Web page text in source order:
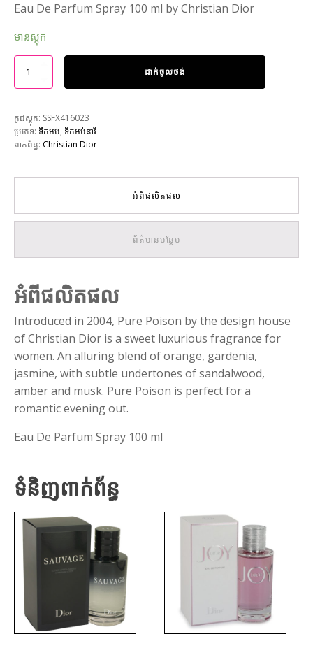
Eau De Parfum Spray 100 ml by Christian Dior
មានស្តុក
ដាក់ចូលថង់
កូដស្តុក: SSFX416023
ប្រភេទ: ទឹកអប់, ទឹកអប់នារី
ពាក់ព័ន្ធ: Christian Dior
អំពីផលិតផល
ព័ត៌មានបន្ថែម
អំពីផលិតផល
Introduced in 2004, Pure Poison by the design house
of Christian Dior is a sweet luxurious fragrance for
women. An alluring blend of orange, gardenia,
jasmine, with subtle undertones of sandalwood,
amber and musk. Pure Poison is perfect for a
romantic evening out.
Eau De Parfum Spray 100 ml
ទំនិញពាក់ព័ន្ធ